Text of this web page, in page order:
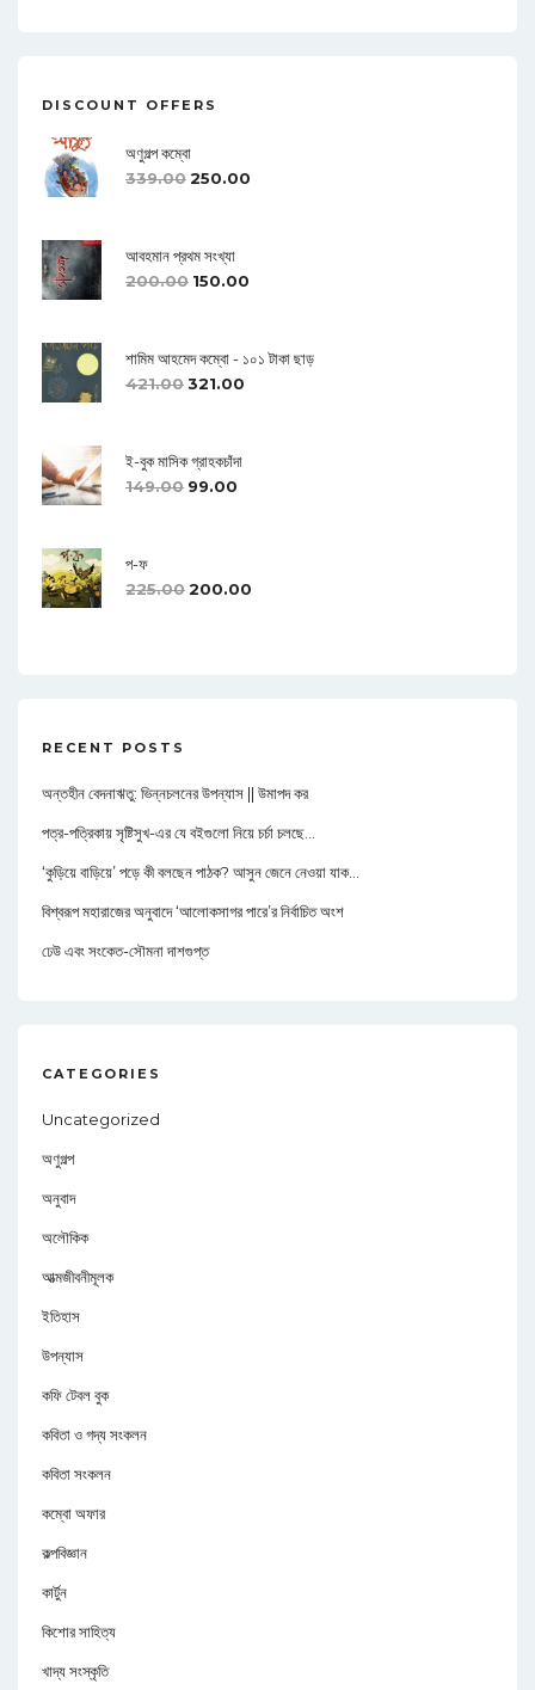
DISCOUNT OFFERS
অণুগল্প কম্বো
339.00250.00
আবহমান প্রথম সংখ্যা
200.00 150.00
শামিম আহমেদ কম্বো - ১০১ টাকা ছাড়
421.00321.00
ই-বুক মাসিক গ্রাহকচাঁদা
149.00 99.00
প-ফ
225.00200.00
RECENT POSTS
অন্তহীন বেদনাঋতু: ভিন্নচলনের উপন্যাস || উমাপদ কর
পত্র-পত্রিকায় সৃষ্টিসুখ-এর যে বইগুলো নিয়ে চর্চা চলছে…
‘কুড়িয়ে বাড়িয়ে’ পড়ে কী বলছেন পাঠক? আসুন জেনে নেওয়া যাক…
বিশ্বরূপ মহারাজের অনুবাদে ‘আলোকসাগর পারে’র নির্বাচিত অংশ
ঢেউ এবং সংকেত-সৌমনা দাশগুপ্ত
CATEGORIES
Uncategorized
অণুগল্প
অনুবাদ
অলৌকিক
আত্মজীবনীমূলক
ইতিহাস
উপন্যাস
কফি টেবল বুক
কবিতা ও গদ্য সংকলন
কবিতা সংকলন
কম্বো অফার
কল্পবিজ্ঞান
কার্টুন
কিশোর সাহিত্য
খাদ্য সংস্কৃতি